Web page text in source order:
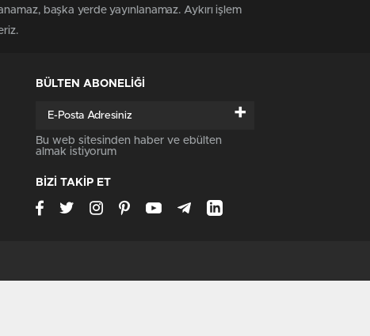
başka yerde yayınlanamaz. Aykırı işlem
BÜLTEN ABONELİĞİ
+
Bu web sitesinden haber ve ebülten
almak istiyorum
BİZİ TAKİP ET